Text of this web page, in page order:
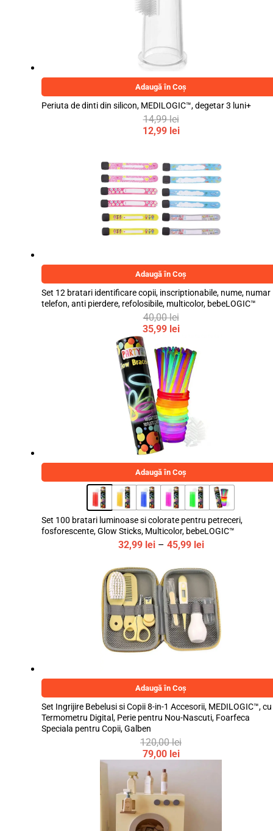
Adaugă în Coș
Periuta de dinti din silicon, MEDILOGIC™, degetar 3 luni+
14,99lei
Prețul
fost:
14,99 lei.
12,99 lei
este:
12,99 lei.
Adaugă în Coș
Set 12 bratari identificare copii, inscriptionabile, nume, numar
telefon, anti pierdere, refolosibile, multicolor, bebeLOGIC™
40,00lei
Prețul
a
fost:
40,00 lei.
35,99 lei
curent
este:
35,99 lei.
Adaugă în Coș
Set 100 bratari luminoase si colorate pentru petreceri,
fosforescente, Glow Sticks, Multicolor, bebeLOGIC™
32,99 lei – 45,99 leiInterval
prețuri:
32,99 lei
până
la
45,99 lei
Adaugă în Coș
Set Ingrijire Bebelusi si Copii 8-in-1 Accesorii, MEDILOGIC™, cu
Termometru Digital, Perie pentru Nou-Nascuti, Foarfeca
Speciala pentru Copii, Galben
120,00lei
Prețul
a
fost:
120,00 lei.
79,00 lei
curent
este:
79,00 lei.